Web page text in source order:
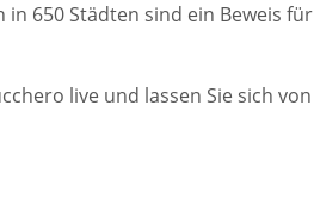
650 Städten sind ein Beweis für
live und lassen Sie sich von